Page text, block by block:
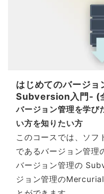
はじめてのバージョ
Subversion入門- (
バージョン管理を学
い方を知りたい方
このコースでは、ソフ
であるバージョン管理
バージョン管理の
ジョン管理の